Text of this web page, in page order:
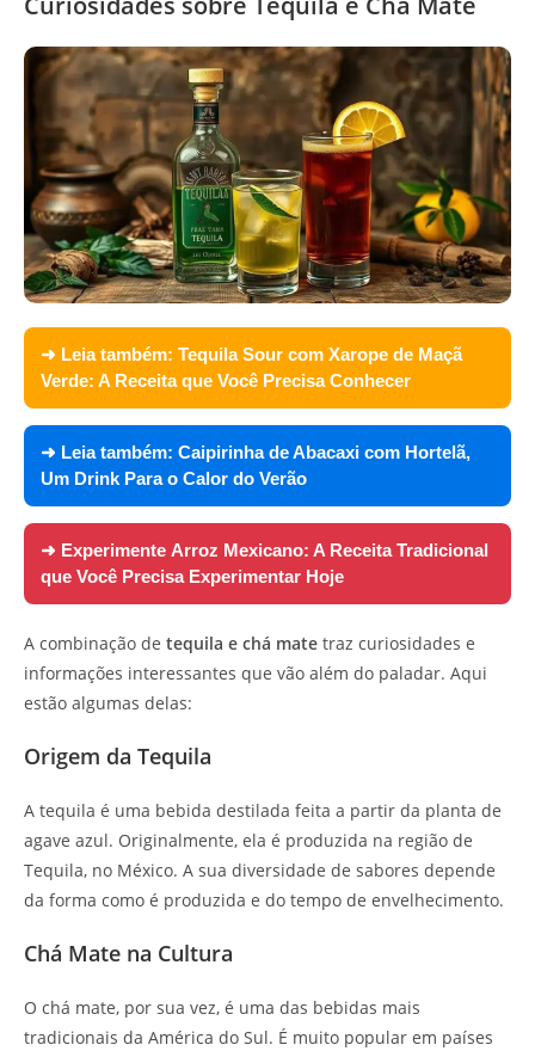
➜ Leia também: Tequila Sour com Xarope de Maçã
Verde: A Receita que Você Precisa Conhecer
➜ Leia também: Caipirinha de Abacaxi com Hortelã,
Um Drink Para o Calor do Verão
➜ Experimente Arroz Mexicano: A Receita Tradicional
que Você Precisa Experimentar Hoje
A combinação de tequila e chá mate traz curiosidades e
informações interessantes que vão além do paladar. Aqui
estão algumas delas:
Origem da Tequila
A tequila é uma bebida destilada feita a partir da planta de
agave azul. Originalmente, ela é produzida na região de
Tequila, no México. A sua diversidade de sabores depende
da forma como é produzida e do tempo de envelhecimento.
Chá Mate na Cultura
O chá mate, por sua vez, é uma das bebidas mais
tradicionais da América do Sul. É muito popular em países